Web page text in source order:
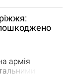
ворожих
У
з
армія